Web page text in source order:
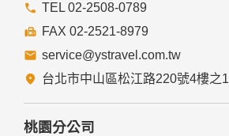
提供的連結，點選進入其他網站。但該連
的隱私權保護政策，您必須參考該連結網
策。
五、與第三人共用個人資料之政策
本網站絕不會提供、交換、出租或出售任
他個人、團體、私人企業或公務機關，但
務者，不在此限。
TEL 02-2508-0789
FAX 02-2521-8979
service@ystravel.com.tw
台北市中山區松江路220號4樓之1
桃園分公司